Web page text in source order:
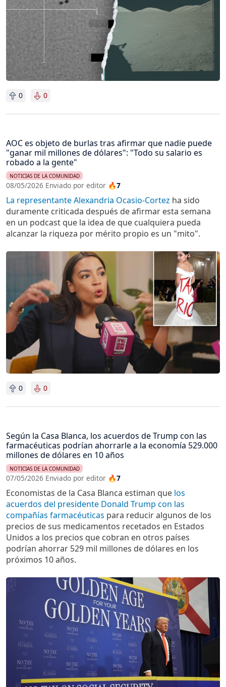
0 0
AOC es objeto de burlas tras afirmar que nadie puede
"ganar mil millones de dólares": "Todo su salario es
robado a la gente"
NOTICIAS DE LA COMUNIDAD
08/05/2026 Enviado por editor 🔥7
La representante Alexandria Ocasio-Cortez ha sido
duramente criticada después de afirmar esta semana
en un podcast que la idea de que cualquiera pueda
alcanzar la riqueza por mérito propio es un "mito".
Imagen
0 0
Según la Casa Blanca, los acuerdos de Trump con las
farmacéuticas podrían ahorrarle a la economía 529.000
millones de dólares en 10 años
NOTICIAS DE LA COMUNIDAD
07/05/2026 Enviado por editor 🔥7
Economistas de la Casa Blanca estiman que los
acuerdos del presidente Donald Trump con las
compañías farmacéuticas para reducir algunos de los
precios de sus medicamentos recetados en Estados
Unidos a los precios que cobran en otros países
podrían ahorrar 529 mil millones de dólares en los
próximos 10 años.
Imagen